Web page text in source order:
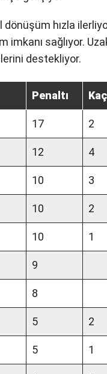
akıcılık mevcut
gelişiyor
yerden erişim
öğrenme süreçlerini
Penaltı Kaçan
17
12
10
10
10